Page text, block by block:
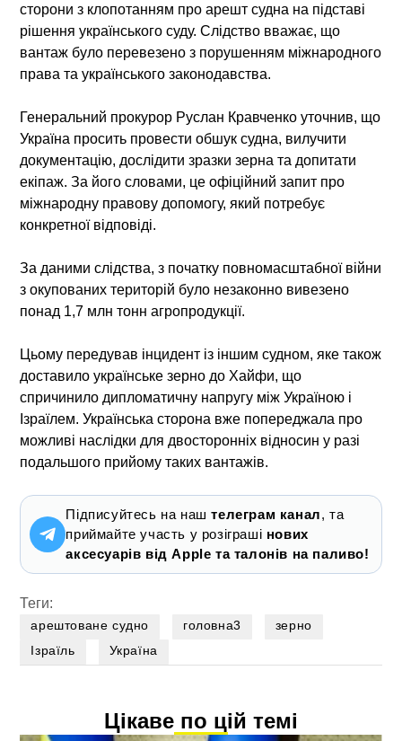
сторони з клопотанням про арешт судна на підставі
рішення українського суду. Слідство вважає, що
вантаж було перевезено з порушенням міжнародного
права та українського законодавства.
Генеральний прокурор Руслан Кравченко уточнив, що
Україна просить провести обшук судна, вилучити
документацію, дослідити зразки зерна та допитати
екіпаж. За його словами, це офіційний запит про
міжнародну правову допомогу, який потребує
конкретної відповіді.
За даними слідства, з початку повномасштабної війни
з окупованих територій було незаконно вивезено
понад 1,7 млн тонн агропродукції.
Цьому передував інцидент із іншим судном, яке також
доставило українське зерно до Хайфи, що
спричинило дипломатичну напругу між Україною і
Ізраїлем. Українська сторона вже попереджала про
можливі наслідки для двосторонніх відносин у разі
подальшого прийому таких вантажів.
Підписуйтесь на наштелеграм канал, та
приймайте участь у розіграші нових
аксесуарів від Apple та талонів на паливо!
Теги:
арештоване судно головна3
зерно
Ізраїль
Україна
Цікаве по цій темі